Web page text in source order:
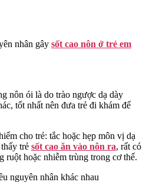
nhân gây sốt cao nôn ở trẻ em
nôn ói là do trào ngược dạ dày
tốt nhất nên đưa trẻ đi khám để
cho trẻ: tắc hoặc hẹp môn vị dạ
trẻ sốt cao ăn vào nôn ra, rất có
ruột hoặc nhiễm trùng trong cơ thể.